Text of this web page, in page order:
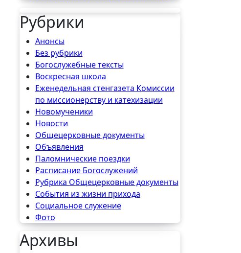
Рубрики
Анонсы
Без рубрики
Богослужебные тексты
Воскресная школа
Еженедельная стенгазета Комиссии
по миссионерству и катехизации
Новомученики
Новости
Общецерковные документы
Объявления
Паломнические поездки
Расписание Богослужений
Рубрика Общецерковные документы
События из жизни прихода
Социальное служение
Фото
Архивы